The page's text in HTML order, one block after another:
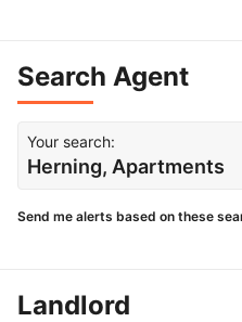
Search Agent
Your search:
Herning, Apartments
Send me alerts based on these
Landlord